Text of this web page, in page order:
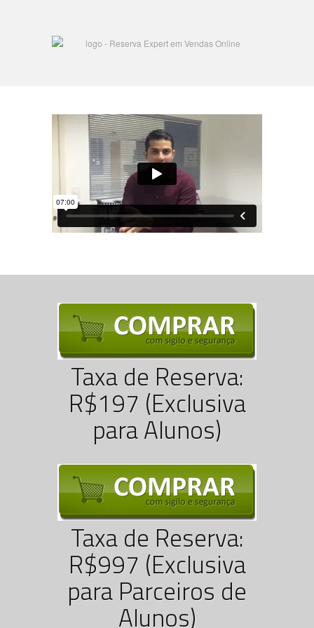
Taxa de Reserva:
R$197 (Exclusiva
para Alunos)
Taxa de Reserva:
R$997 (Exclusiva
para Parceiros de
Alunos)